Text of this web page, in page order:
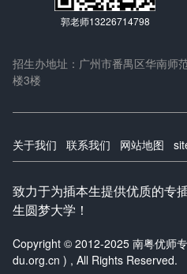
关于我们 联系我们 网站地图
致力于为插本生提供优质的专
生圆梦大学！
Copyright © 2012-2025 南粤优师
du.org.cn ) , All Rights Reserved.
郭老师13226714798
招生办地址：广州市番禺区华南师
楼3楼